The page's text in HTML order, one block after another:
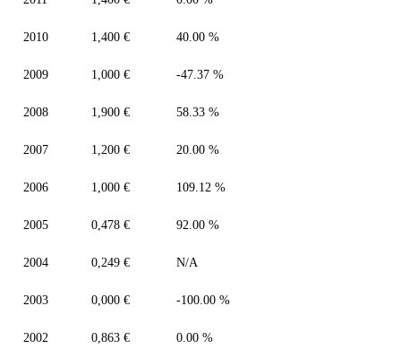
2010 1,400 € 40.00 %
2009 1,000 € -47.37 %
2008 1,900 € 58.33 %
2007 1,200 € 20.00 %
2006 1,000 € 109.12 %
2005 0,478 € 92.00 %
2004 0,249 € N/A
2003 0,000 € -100.00 %
2002 0,863 € 0.00 %